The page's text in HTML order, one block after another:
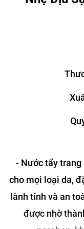
- Nước tẩy
cho mọi loại da,
lành tính và an
được nhờ